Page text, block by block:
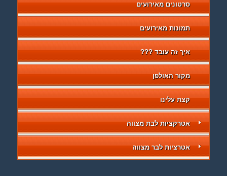
סרטונים מאירועים
תמונות מאירועים
איך זה עובד ???
מקור האולפן
קצת עלינו
אטרקציות לבת מצווה
אטרציות לבר מצווה